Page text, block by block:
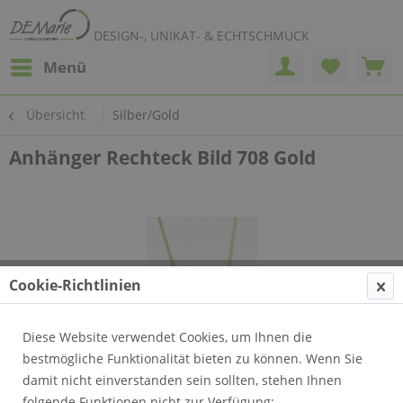
DESIGN-, UNIKAT- & ECHTSCHMUCK
Menü
Übersicht Silber/Gold
Anhänger Rechteck Bild 708 Gold
Cookie-Richtlinien
Diese Website verwendet Cookies, um Ihnen die
bestmögliche Funktionalität bieten zu können. Wenn Sie
damit nicht einverstanden sein sollten, stehen Ihnen